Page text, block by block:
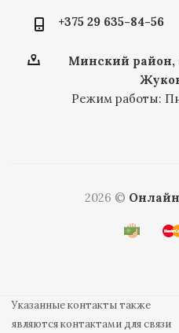
+375 29 635-84-56
Минский
Режим работы:
2026 © Онлайн
Указанные контакты также
являются контактами для связи